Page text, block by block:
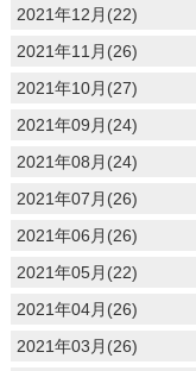
2021年12月(22)
2021年11月(26)
2021年10月(27)
2021年09月(24)
2021年08月(24)
2021年07月(26)
2021年06月(26)
2021年05月(22)
2021年04月(26)
2021年03月(26)